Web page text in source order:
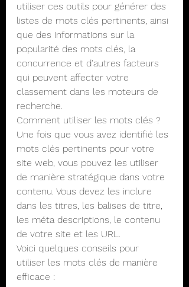
utiliser ces outils pour générer des
listes de mots clés pertinents, ainsi
que des informations sur la
popularité des mots clés, la
concurrence et d'autres facteurs
qui peuvent affecter votre
classement dans les moteurs de
recherche.
Comment utiliser les mots clés ?
Une fois que vous avez identifié les
mots clés pertinents pour votre
site web, vous pouvez les utiliser
de manière stratégique dans votre
contenu. Vous devez les inclure
dans les titres, les balises de titre,
les méta descriptions, le contenu
de votre site et les URL.
Voici quelques conseils pour
utiliser les mots clés de manière
efficace :